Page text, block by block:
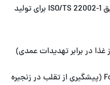
برنامه‌های پیش‌نیاز (PRPs) طبق ISO/TS 22002-1 برای تولید
الزامات Food Fraud Prevention (پیشگیری از تقلب در زنجیره